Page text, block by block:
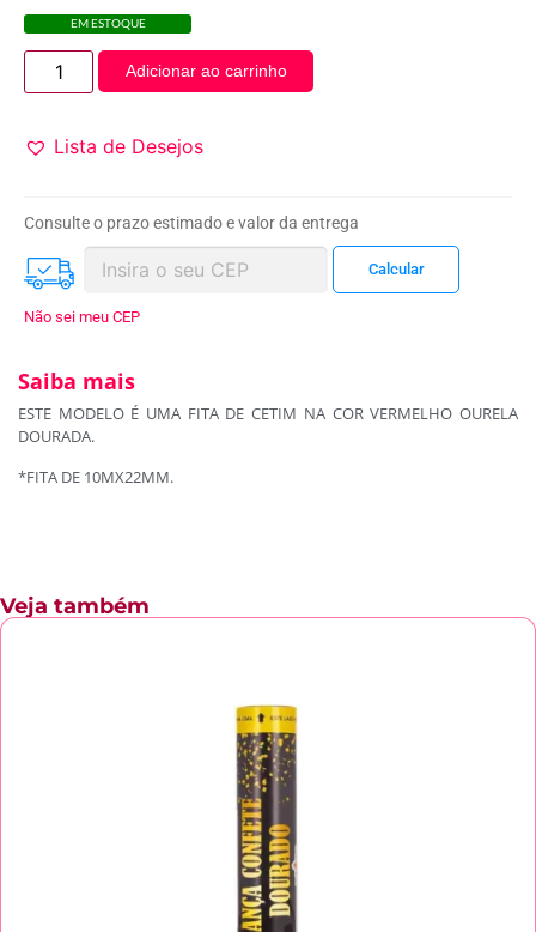
EM ESTOQUE
Adicionar ao carrinho
Lista de Desejos
Consulte o prazo estimado e valor da entrega
Não sei meu CEP
Saiba mais
ESTE MODELO É UMA FITA DE CETIM NA COR VERMELHO OURELA
DOURADA.
*FITA DE 10MX22MM.
Veja também